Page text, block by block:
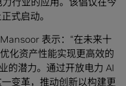
正式启动。
表示：“在未来十
化资产性能实现更高效的
的潜力。通过开放电力 AI
变革，推动创新以构建更